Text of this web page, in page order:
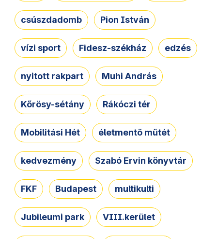
csúszdadomb Pion István
vízi sport Fidesz-székház edzés
nyitott rakpart Muhi András
Kőrösy-sétány Rákóczi tér
Mobilitási Hét életmentő műtét
kedvezmény Szabó Ervin könyvtár
FKF Budapest multikulti
Jubileumi park VIII.kerület